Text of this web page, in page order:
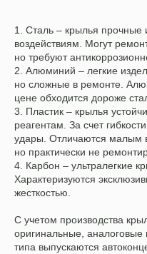
1. Сталь – крылья прочные
воздействиям. Могут
но требуют
2. Алюминий – легкие
но сложные в ремонте.
цене обходится дороже
3. Пластик – крылья
реагентам. За счет
удары. Отличаются малым
но практически не
4. Карбон – ультралегкие
Характеризуются
жесткостью.
С учетом производства
оригинальные,
типа выпускаются